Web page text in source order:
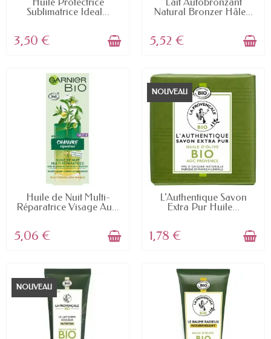
Sublimatrice Ideal...
3,50 €
Natural Bronzer Hâle...
5,52 €
EN STOCK
Huile de Nuit Multi-
Réparatrice Visage Au...
5,06 €
NOUVEAU
EN STOCK
L'Authentique Savon
Extra Pur Huile...
1,78 €
NOUVEAU